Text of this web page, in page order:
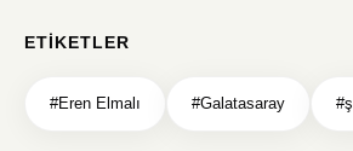
ETIKETLER
#Eren Elmalı #Galatasaray